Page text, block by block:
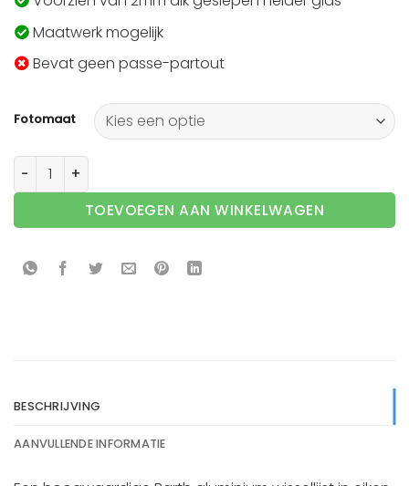
Maatwerk mogelijk
Bevat geen passe-partout
Fotomaat
Barth wissellijst aluminium 1828BW Barthwood Eiken Wit
TOEVOEGEN AAN WINKELWAGEN
BESCHRIJVING
AANVULLENDE INFORMATIE